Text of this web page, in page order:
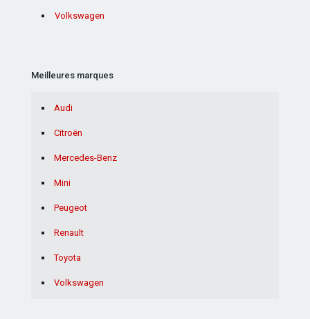
Volkswagen
Meilleures marques
Audi
Citroën
Mercedes-Benz
Mini
Peugeot
Renault
Toyota
Volkswagen